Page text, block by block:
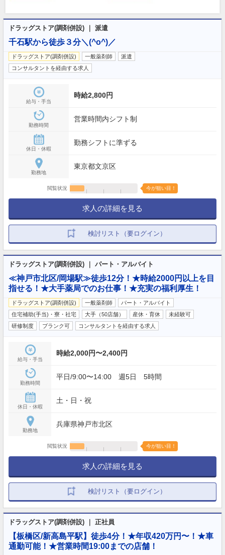
ドラッグストア(調剤併設) ｜ 派遣
千石駅から徒歩３分＼(^o^)／
ドラッグストア(調剤併設) 一般薬剤師
派遣
コンサルタントを経由する求人
給与・手当
時給2,800円
勤務時間
営業時間内シフト制
休日・休暇
勤務シフトに準ずる
勤務地
東京都文京区
閲覧状況 今が狙い目！
求人の詳細を見る
検討リスト（要ログイン）
ドラッグストア(調剤併設) ｜ パート・アルバイト
≪神戸市北区/岡場駅≫徒歩12分！★時給2000円以上を目
指せる！★大手薬局でのお仕事！★充実の福利厚生！
ドラッグストア(調剤併設) 一般薬剤師
パート・アルバイト
住宅補助(手当)・寮・社宅
大手（50店舗） 産休・育休
未経験可
研修制度
ブランク可 コンサルタントを経由する求人
給与・手当
時給2,000円〜2,400円
勤務時間
平日/9:00〜14:00 週5日 5時間
休日・休暇
土・日・祝
勤務地
兵庫県神戸市北区
閲覧状況 今が狙い目！
求人の詳細を見る
検討リスト（要ログイン）
ドラッグストア(調剤併設) ｜ 正社員
【板橋区/新高島平駅】徒歩4分！★年収420万円〜！★車
通勤可能！★営業時間19:00までの店舗！